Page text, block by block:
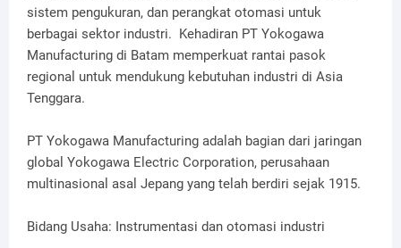
sistem pengukuran, dan perangkat otomasi untuk
berbagai sektor industri. Kehadiran PT Yokogawa
Manufacturing di Batam memperkuat rantai pasok
regional untuk mendukung kebutuhan industri di Asia
Tenggara.
PT Yokogawa Manufacturing adalah bagian dari jaringan
global Yokogawa Electric Corporation, perusahaan
multinasional asal Jepang yang telah berdiri sejak 1915.
Bidang Usaha: Instrumentasi dan otomasi industri